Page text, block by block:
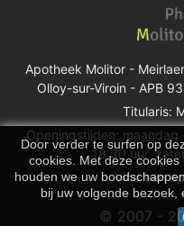
Door verder te surfen op
cookies. Met deze cookies
houden we uw
bij uw volgende bezoek,
Apotheek Molitor -
Olloy-sur-Viroin - APB
Titularis:
Openingstijden:
18:30 uur,
Vind een
© 2007 -